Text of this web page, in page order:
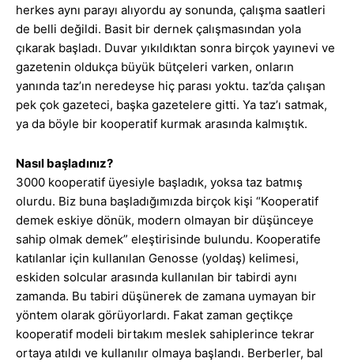
herkes aynı parayı alıyordu ay sonunda, çalışma saatleri
de belli değildi. Basit bir dernek çalışmasından yola
çıkarak başladı. Duvar yıkıldıktan sonra birçok yayınevi ve
gazetenin oldukça büyük bütçeleri varken, onların
yanında taz’ın neredeyse hiç parası yoktu. taz’da çalışan
pek çok gazeteci, başka gazetelere gitti. Ya taz’ı satmak,
ya da böyle bir kooperatif kurmak arasında kalmıştık.
Nasıl başladınız?
3000 kooperatif üyesiyle başladık, yoksa taz batmış
olurdu. Biz buna başladığımızda birçok kişi “Kooperatif
demek eskiye dönük, modern olmayan bir düşünceye
sahip olmak demek” eleştirisinde bulundu. Kooperatife
katılanlar için kullanılan Genosse (yoldaş) kelimesi,
eskiden solcular arasında kullanılan bir tabirdi aynı
zamanda. Bu tabiri düşünerek de zamana uymayan bir
yöntem olarak görüyorlardı. Fakat zaman geçtikçe
kooperatif modeli birtakım meslek sahiplerince tekrar
ortaya atıldı ve kullanılır olmaya başlandı. Berberler, bal